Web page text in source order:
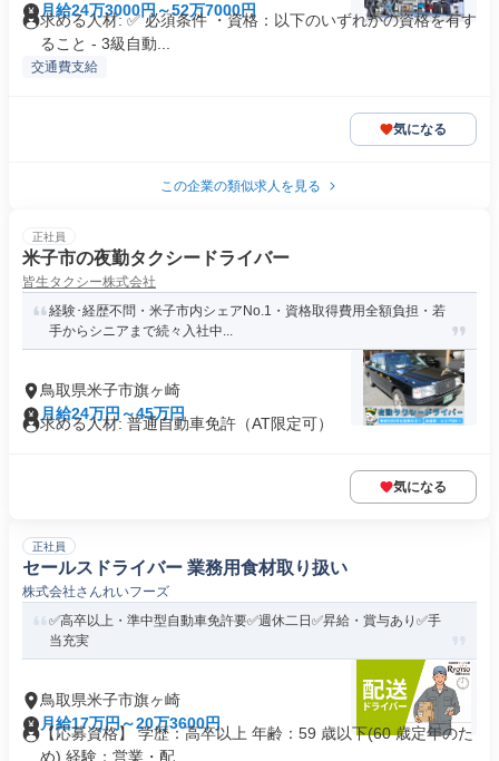
月給24万3000円～52万7000円
求める人材: ✅ 必須条件 ・資格：以下のいずれかの資格を有す
ること - 3級自動...
交通費支給
気になる
この企業の類似求人を見る
正社員
米子市の夜勤タクシードライバー
皆生タクシー株式会社
経験･経歴不問・米子市内シェアNo.1・資格取得費用全額負担・若
手からシニアまで続々入社中...
鳥取県米子市旗ヶ崎
月給24万円～45万円
求める人材: 普通自動車免許（AT限定可）
気になる
正社員
セールスドライバー 業務用食材取り扱い
株式会社さんれいフーズ
✅高卒以上・準中型自動車免許要✅週休二日✅昇給・賞与あり✅手
当充実
鳥取県米子市旗ヶ崎
月給17万円～20万3600円
【応募資格】 学歴：高卒以上 年齢：59 歳以下(60 歳定年のた
め) 経験：営業・配...